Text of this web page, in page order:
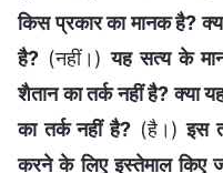
किस प्रकार का मानक है?
है? (नहीं।)यह सत्य के
शैतान का तर्क नहीं है? क्या
का तर्क नहीं है? (है।)इस
करने के लिए इस्तेमाल किए